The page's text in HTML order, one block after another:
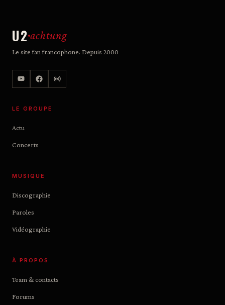
U2 achtung
Le site fan francophone. Depuis 2000
LE GROUPE
Actu
Concerts
MUSIQUE
Discographie
Paroles
Vidéographie
À PROPOS
Team & contacts
Forums